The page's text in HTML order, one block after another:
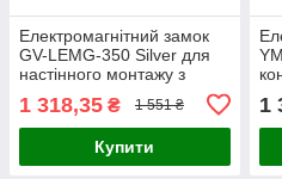
Електромагнітний замок
GV-LEMG-350 Silver для
настінного монтажу з
магнітним полем для
забезпечення безпеки
1 318,35 ₴ 1 551 ₴
Купити
1